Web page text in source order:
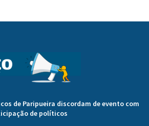
de Paripueira discordam de evento com
de políticos